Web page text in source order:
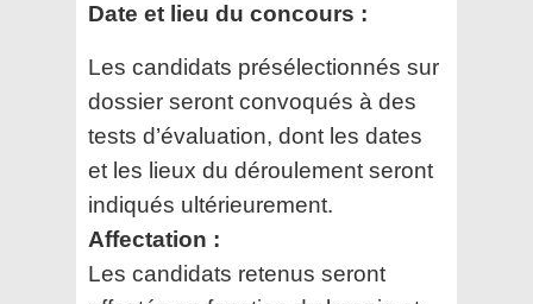
Date et lieu du concours :
Les candidats présélectionnés sur
dossier seront convoqués à des
tests d’évaluation, dont les dates
et les lieux du déroulement seront
indiqués ultérieurement.
Affectation :
Les candidats retenus seront